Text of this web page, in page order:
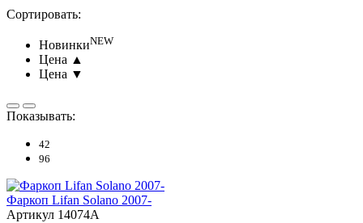
Сортировать:
НовинкиNEW
Цена ▲
Цена ▼
Показывать:
42
96
Фаркоп Lifan Solano 2007-
Артикул 14074A